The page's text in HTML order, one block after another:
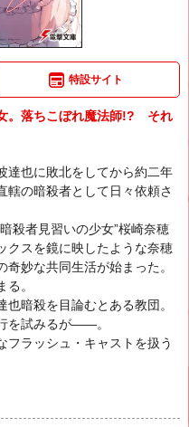
特設サイト
。落ちこぼれ魔法師!? それ
也に敗北をしてから約二年
轄の暗殺者として日々依頼さ
殺者見習いの少女”桜崎奈穂
クスを鏡に映したような奈穂
妙な共同生活が始まった。
。
暗殺を目論むとある教団。
を試みるが――。
ラッシュ・キャストを扱う